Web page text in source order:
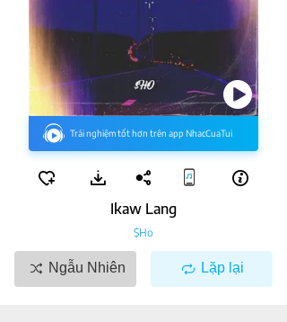
Trải nghiệm tốt hơn trên app NhacCuaTui
Ikaw Lang
$ho
Ngẫu Nhiên Lặp lại